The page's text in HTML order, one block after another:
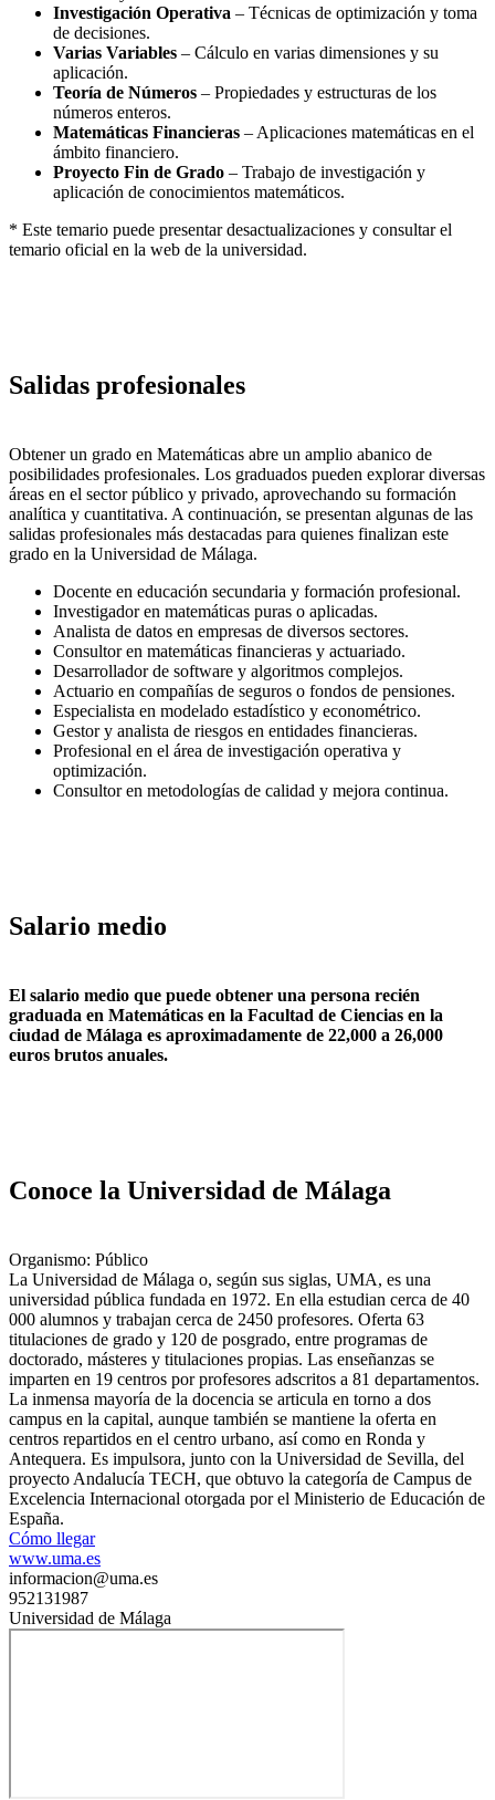
Investigación Operativa – Técnicas de optimización y toma
de decisiones.
Varias Variables – Cálculo en varias dimensiones y su
aplicación.
Teoría de Números – Propiedades y estructuras de los
números enteros.
Matemáticas Financieras – Aplicaciones matemáticas en el
ámbito financiero.
Proyecto Fin de Grado – Trabajo de investigación y
aplicación de conocimientos matemáticos.
* Este temario puede presentar desactualizaciones y consultar el
temario oficial en la web de la universidad.
Salidas profesionales
Obtener un grado en Matemáticas abre un amplio abanico de
posibilidades profesionales. Los graduados pueden explorar diversas
áreas en el sector público y privado, aprovechando su formación
analítica y cuantitativa. A continuación, se presentan algunas de las
salidas profesionales más destacadas para quienes finalizan este
grado en la Universidad de Málaga.
Docente en educación secundaria y formación profesional.
Investigador en matemáticas puras o aplicadas.
Analista de datos en empresas de diversos sectores.
Consultor en matemáticas financieras y actuariado.
Desarrollador de software y algoritmos complejos.
Actuario en compañías de seguros o fondos de pensiones.
Especialista en modelado estadístico y econométrico.
Gestor y analista de riesgos en entidades financieras.
Profesional en el área de investigación operativa y
optimización.
Consultor en metodologías de calidad y mejora continua.
Salario medio
El salario medio que puede obtener una persona recién
graduada en Matemáticas en la Facultad de Ciencias en la
ciudad de Málaga es aproximadamente de 22,000 a 26,000
euros brutos anuales.
Conoce la Universidad de Málaga
Organismo: Público
La Universidad de Málaga o, según sus siglas, UMA, es una
universidad pública fundada en 1972. En ella estudian cerca de 40
000 alumnos y trabajan cerca de 2450 profesores. Oferta 63
titulaciones de grado y 120 de posgrado, entre programas de
doctorado, másteres y titulaciones propias. Las enseñanzas se
imparten en 19 centros por profesores adscritos a 81 departamentos.
La inmensa mayoría de la docencia se articula en torno a dos
campus en la capital, aunque también se mantiene la oferta en
centros repartidos en el centro urbano, así como en Ronda y
Antequera. Es impulsora, junto con la Universidad de Sevilla, del
proyecto Andalucía TECH, que obtuvo la categoría de Campus de
Excelencia Internacional otorgada por el Ministerio de Educación de
España.
Cómo llegar
www.uma.es
informacion@uma.es
952131987
Universidad de Málaga